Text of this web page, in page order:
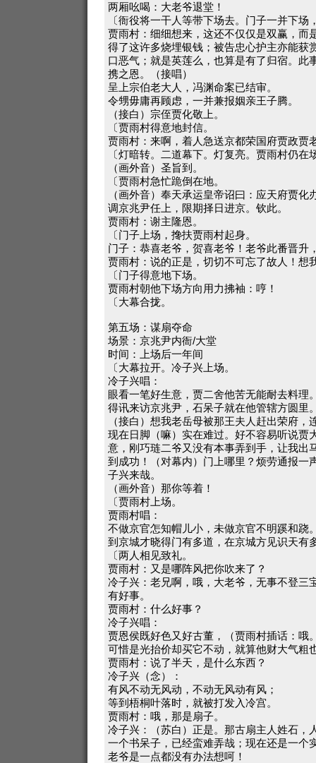
两厢吆喝：大老爷退堂！
〔衙役将一干人等带下场去。门子一并下
贾雨村：细细想来，这还不仅仅是双赢，而
得了这许多烧埋银钱；被告忠心护主亦能获
口恶气；就是英莲么，也算是有了归宿。此
携之恩。（接唱）
呈上宗伯老大人，冯渊命案已结审。
令甥毋庸再顾虑，一并兼报姻亲王子腾。
（接白）宗侄贾化敬上。
〔贾雨村得意地封信。
贾雨村：来啊，着人急送京都荣国府贾政贾
〔灯暗转。二道幕下。灯复亮。贾雨村仍在
（画外音）圣旨到。
〔贾雨村急忙跪倒在地。
（画外音）奉天承运皇帝诏曰：应天府贾
调京兆尹任上，限期择日进京。钦此。
贾雨村：谢主隆恩。
〔门子上场，搀扶贾雨村起身。
门子：恭喜老爷，贺喜老爷！老爷此番晋升
贾雨村：说的正是，切切不可忘了故人！想
〔门子得意地下场。
贾雨村朝他下场方向用力拂袖：哼！
〔大幕合拢。
第五场：谋扇夺命
场景：京兆尹内衙/大堂
时间：上场后一年间
〔大幕拉开。冷子兴上场。
冷子兴唱：
眼看一笔好生意，贾二舍他苦无能耐去料理
得讯来访京兆尹，石呆子就在他管辖方圆里
（接白）想我老岳母被那王夫人赶出荣府
现在日脚（嘛）实在难过。好不容易听说贾
意，刚巧琏二爷又没有本事弄到手，让我出
到成功！（对幕内）门上哪里？烦劳通报一
子兴来哉。
（画外音）那你等着！
〔贾雨村上场。
贾雨村唱：
不做京官怎知帽儿小，未做京官不明蹊和跷
到京城才晓得门有多道，在京城方见识天有
〔两人相见致礼。
贾雨村：又是哪阵风把你吹来了？
冷子兴：老兄啊，哦，大老爷，无事不登三
有好事。
贾雨村：什么好事？
冷子兴唱：
贾恩侯既好色又好古董，（贾雨村插话：哦
可惜是光抬价却买它不动，就算他财大气粗
贾雨村：说了半天，是什么东西？
冷子兴（念）：
有风不动无风动，不动无风动有风；
等到梧桐叶落时，就被打发入冷宫。
贾雨村：哦，那是扇子。
冷子兴：（苏白）正是。那古扇主人姓石，
一个书呆子，已经蛮难弄哉；现在还是一个
老爷是一点都没有办法想呵！